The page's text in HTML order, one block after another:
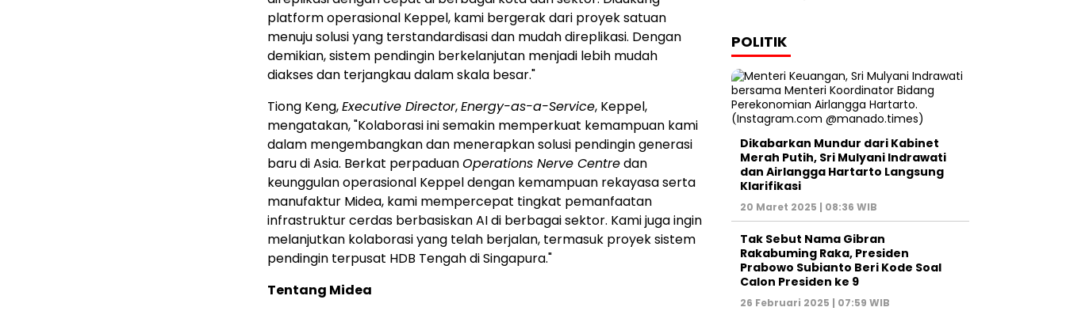
platform operasional Keppel, kami bergerak dari proyek satuan
menuju solusi yang terstandardisasi dan mudah direplikasi. Dengan
demikian, sistem pendingin berkelanjutan menjadi lebih mudah
diakses dan terjangkau dalam skala besar."
Tiong Keng,Executive Director,Energy-as-a-Service, Keppel,
mengatakan, "Kolaborasi ini semakin memperkuat kemampuan kami
dalam mengembangkan dan menerapkan solusi pendingin generasi
baru di Asia. Berkat perpaduanOperations Nerve Centredan
keunggulan operasional Keppel dengan kemampuan rekayasa serta
manufaktur Midea, kami mempercepat tingkat pemanfaatan
infrastruktur cerdas berbasiskan AI di berbagai sektor. Kami juga ingin
melanjutkan kolaborasi yang telah berjalan, termasuk proyek sistem
pendingin terpusat HDB Tengah di Singapura."
Tentang Midea
POLITIK
Dikabarkan Mundur dari Kabinet
Merah Putih, Sri Mulyani Indrawati
dan Airlangga Hartarto Langsung
Klarifikasi
20 Maret 2025 | 08:36 WIB
Tak Sebut Nama Gibran
Rakabuming Raka, Presiden
Prabowo Subianto Beri Kode Soal
Calon Presiden ke 9
26 Februari 2025 | 07:59 WIB